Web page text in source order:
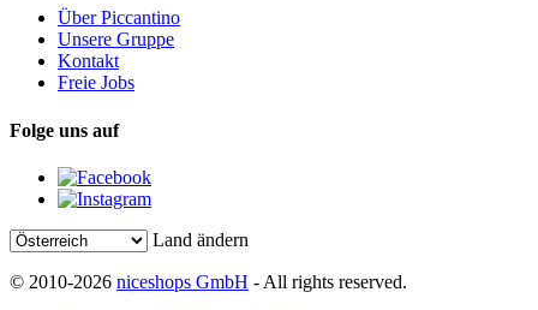
Über Piccantino
Unsere Gruppe
Kontakt
Freie Jobs
Folge uns auf
Land ändern
© 2010-2026 niceshops GmbH - All rights reserved.